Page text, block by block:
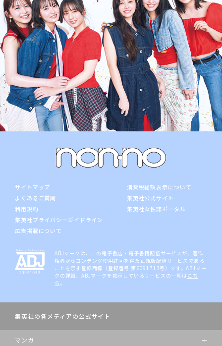
サイトマップ
よくあるご質問
利用規約
集英社プライバシーガイドライン
広告掲載について
消費税総額表示について
集英社公式サイト
集英社女性誌ポータル
ABJマークは、この電子書店・電子書籍配信サービスが、著作
権者からコンテンツ使用許可を得た正規版配信サービスである
ことを示す登録商標（登録番号 第6091713号）です。ABJマー
クの詳細、ABJマークを掲示しているサービスの一覧は こち
ら。
集英社の各メディアの公式サイト
マンガ